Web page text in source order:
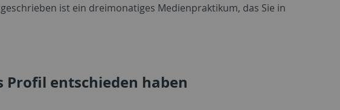
ist ein dreimonatiges Medienpraktikum, das Sie in
Profil entschieden haben